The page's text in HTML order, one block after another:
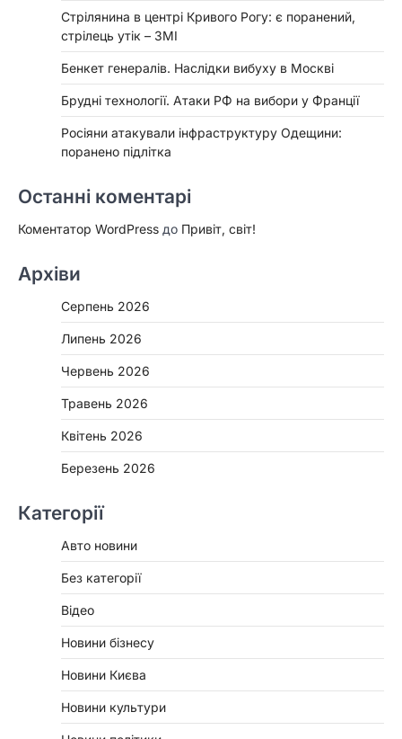
Стрілянина в центрі Кривого Рогу: є поранений,
стрілець утік – ЗМІ
Бенкет генералів. Наслідки вибуху в Москві
Брудні технології. Атаки РФ на вибори у Франції
Росіяни атакували інфраструктуру Одещини:
поранено підлітка
Останні коментарі
Коментатор WordPress до Привіт, світ!
Архіви
Серпень 2026
Липень 2026
Червень 2026
Травень 2026
Квітень 2026
Березень 2026
Категорії
Авто новини
Без категорії
Відео
Новини бізнесу
Новини Києва
Новини культури